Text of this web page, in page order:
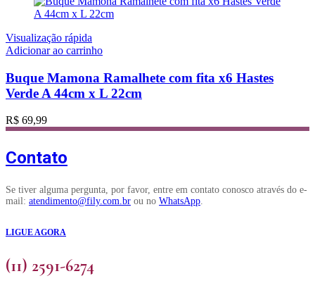
Visualização rápida
Adicionar ao carrinho
Buque Mamona Ramalhete com fita x6 Hastes
Verde A 44cm x L 22cm
R$ 69,99
Contato
Se tiver alguma pergunta, por favor, entre em contato conosco através do e-
mail: atendimento@fily.com.br ou no WhatsApp.
LIGUE AGORA
(11) 2591-6274